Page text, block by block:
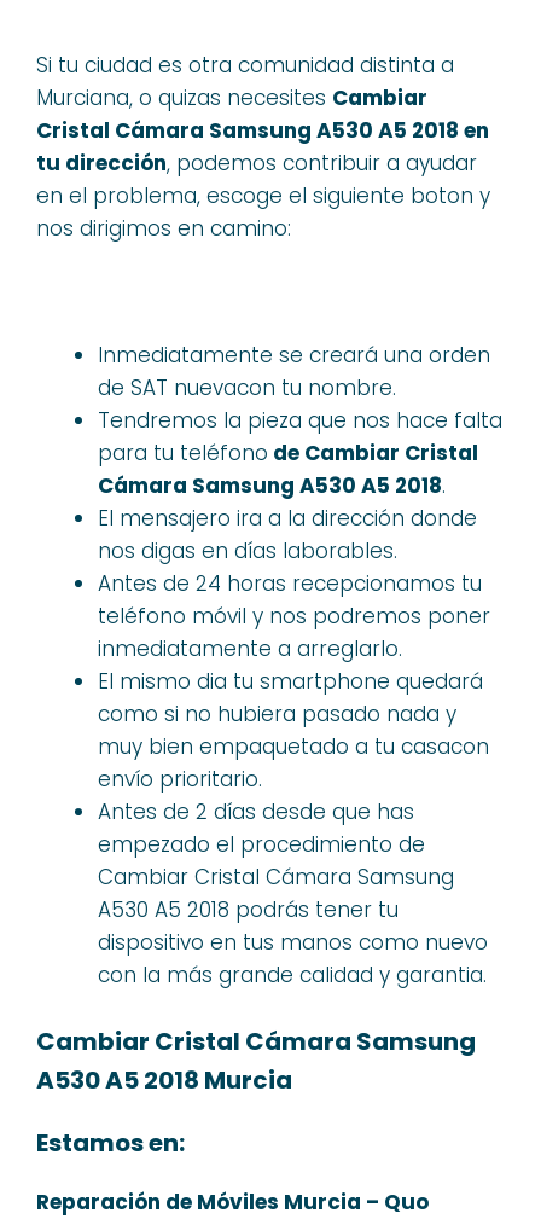
Si tu ciudad es otra comunidad distinta a
Murciana, o quizas necesites Cambiar
Cristal Cámara Samsung A530 A5 2018 en
tu dirección, podemos contribuir a ayudar
en el problema, escoge el siguiente boton y
nos dirigimos en camino:
Inmediatamente se creará una orden
de SAT nuevacon tu nombre.
Tendremos la pieza que nos hace falta
para tu teléfono de Cambiar Cristal
Cámara Samsung A530 A5 2018.
El mensajero ira a la dirección donde
nos digas en días laborables.
Antes de 24 horas recepcionamos tu
teléfono móvil y nos podremos poner
inmediatamente a arreglarlo.
El mismo dia tu smartphone quedará
como si no hubiera pasado nada y
muy bien empaquetado a tu casacon
envío prioritario.
Antes de 2 días desde que has
empezado el procedimiento de
Cambiar Cristal Cámara Samsung
A530 A5 2018 podrás tener tu
dispositivo en tus manos como nuevo
con la más grande calidad y garantia.
Cambiar Cristal Cámara Samsung
A530 A5 2018 Murcia
Estamos en:
Reparación de Móviles Murcia – Quo